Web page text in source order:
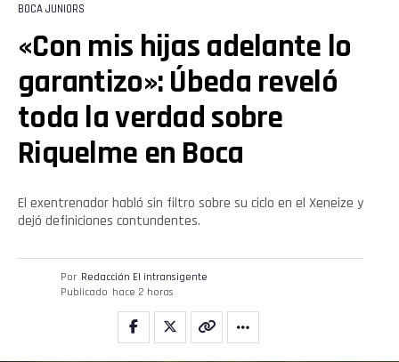
BOCA JUNIORS
«Con mis hijas adelante lo
garantizo»: Úbeda reveló
toda la verdad sobre
Riquelme en Boca
El exentrenador habló sin filtro sobre su ciclo en el Xeneize y
dejó definiciones contundentes.
Por Redacción El intransigente
Publicado hace 2 horas